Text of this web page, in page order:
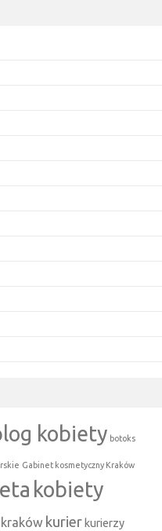
kobiety botoks
Gabinet kosmetyczny Kraków
kobiety
kraków kurier kurierzy